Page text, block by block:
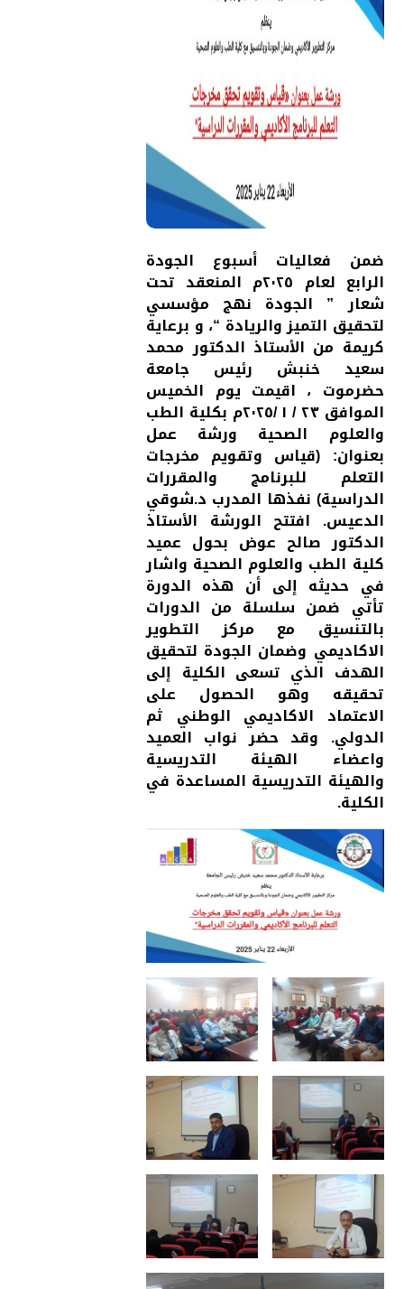
ضمن فعاليات أسبوع الجودة
الرابع لعام ٢٠٢٥م المنعقد تحت
شعار ” الجودة نهج مؤسسي
لتحقيق التميز والريادة “، و برعاية
كريمة من الأستاذ الدكتور محمد
سعيد خنبش رئيس جامعة
حضرموت ، اقيمت يوم الخميس
الموافق ٢٣ / ١ /٢٠٢٥م بكلية الطب
والعلوم الصحية ورشة عمل
بعنوان: (قياس وتقويم مخرجات
التعلم للبرنامج والمقررات
الدراسية) نفذها المدرب د.شوقي
الدعيس. افتتح الورشة الأستاذ
الدكتور صالح عوض بحول عميد
كلية الطب والعلوم الصحية واشار
في حديثه إلى أن هذه الدورة
تأتي ضمن سلسلة من الدورات
بالتنسيق مع مركز التطوير
الاكاديمي وضمان الجودة لتحقيق
الهدف الذي تسعى الكلية إلى
تحقيقه وهو الحصول على
الاعتماد الاكاديمي الوطني ثم
الدولي. وقد حضر نواب العميد
واعضاء الهيئة التدريسية
والهيئة التدريسية المساعدة في
الكلية.